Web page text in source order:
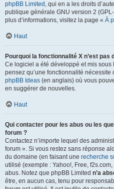
phpBB Limited , qui en a les droits
publique générale GNU version 2
plus d’informations, visitez la page « À
Haut
Pourquoi la fonctionnalité X n’est pas
Ce logiciel a été développé et mis
pensez qu’une fonctionnalité nécessite
phpBB Ideas (en anglais) où vous
en suggérer de nouvelles.
Haut
Qui contacter pour les abus ou les
forum ?
Contactez n’importe lequel des
forum ». Si vous restez sans réponse
du domaine (en faisant une recherche
utilisé (exemple : Yahoo!, Free,
abus. Notez que phpBB Limited n’a
être, en aucun cas, tenu pour